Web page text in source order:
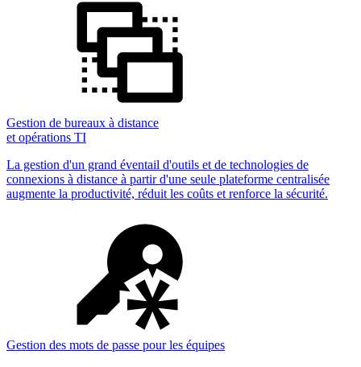
Gestion de bureaux à distance
et opérations TI
La gestion d'un grand éventail d'outils et de technologies de
connexions à distance à partir d'une seule plateforme centralisée
augmente la productivité, réduit les coûts et renforce la sécurité.
Gestion des mots de passe pour les équipes